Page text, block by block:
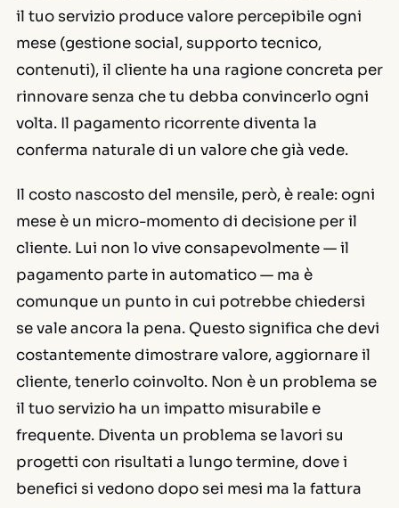
il tuo servizio produce valore percepibile ogni
mese (gestione social, supporto tecnico,
contenuti), il cliente ha una ragione concreta per
rinnovare senza che tu debba convincerlo ogni
volta. Il pagamento ricorrente diventa la
conferma naturale di un valore che già vede.
Il costo nascosto del mensile, però, è reale: ogni
mese è un micro-momento di decisione per il
cliente. Lui non lo vive consapevolmente — il
pagamento parte in automatico — ma è
comunque un punto in cui potrebbe chiedersi
se vale ancora la pena. Questo significa che devi
costantemente dimostrare valore, aggiornare il
cliente, tenerlo coinvolto. Non è un problema se
il tuo servizio ha un impatto misurabile e
frequente. Diventa un problema se lavori su
progetti con risultati a lungo termine, dove i
benefici si vedono dopo sei mesi ma la fattura